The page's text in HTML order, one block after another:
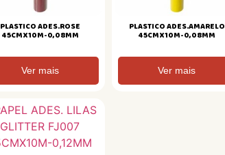
PLASTICO ADES.ROSE
45CMX10M-0,08MM
Ver mais
PLASTICO ADES.AMARELO
45CMX10M-0,08MM
Ver mais